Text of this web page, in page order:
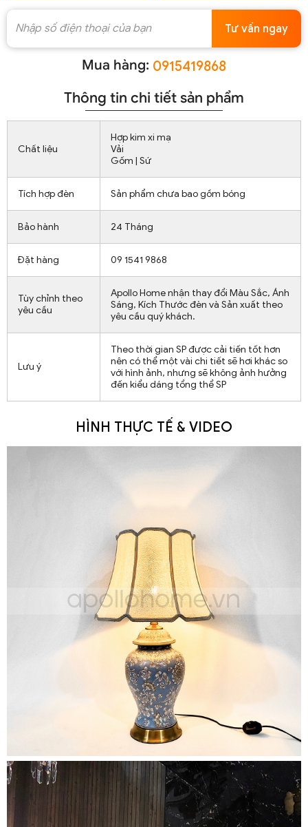
Tư vấn ngay
Mua hàng: 0915419868
Thông tin chi tiết sản phẩm
Chất liệu
Hợp kim xi mạ
Vải
Gốm | Sứ
Tích hợp đèn Sản phẩm chưa bao gồm bóng
Bảo hành 24 Tháng
Đặt hàng 09 1541 9868
Tùy chỉnh theo
yêu cầu
Apollo Home nhận thay đổi Màu Sắc, Ánh
Sáng, Kích Thước đèn và Sản xuất theo
yêu cầu quý khách.
Lưu ý
Theo thời gian SP được cải tiến tốt hơn
nên có thể một vài chi tiết sẽ hơi khác so
với hình ảnh, nhưng sẽ không ảnh hưởng
đến kiểu dáng tổng thể SP
HÌNH THỰC TẾ & VIDEO